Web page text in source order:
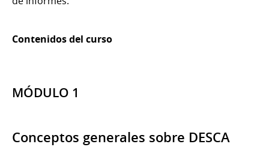
Contenidos del curso
MÓDULO 1
Conceptos generales sobre DESCA